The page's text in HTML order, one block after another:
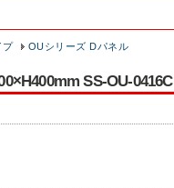
プ OUシリーズ Dパネル
SS-OU-0416C